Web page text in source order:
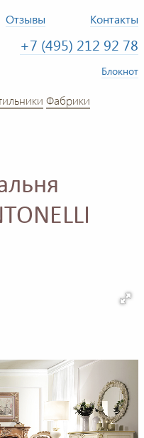
Отзывы Контакты
+7 (495) 212 92 78
Блокнот
Фабрики